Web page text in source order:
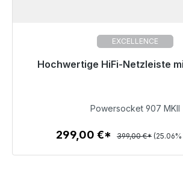
EXCELLENCE
Hochwertige HiFi-Netzleiste
Sofort versandfertig,
Zum Artikel
Powersocket 907 MKII
299,00 €* 399,00 €*